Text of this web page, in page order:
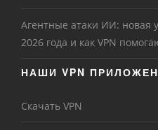
Агентные атаки ИИ: новая
2026 года и как VPN
НАШИ VPN
Скачать VPN